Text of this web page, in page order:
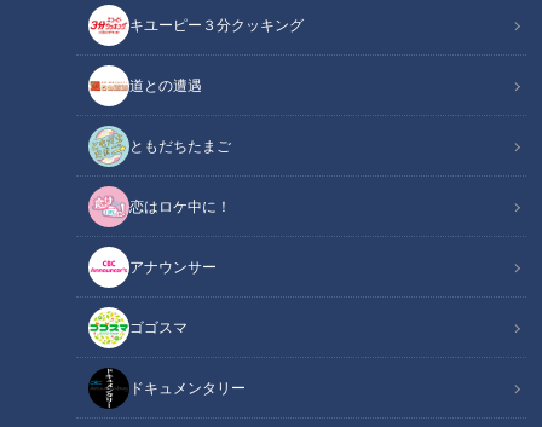
キユーピー３分クッキング
道との遭遇
ともだちたまご
恋はロケ中に！
アナウンサー
ゴゴスマ
ドキュメンタリー
ほぼ岐阜・関市上之保だけ愛されフード『ねぎまぶし丼』をいただきま
す！【チャント！】
この記事の画像
記事に戻る